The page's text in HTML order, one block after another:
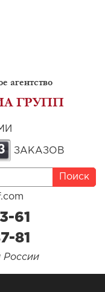
агентство
ГРУПП
ЗАКАЗОВ
Поиск
61
81
России